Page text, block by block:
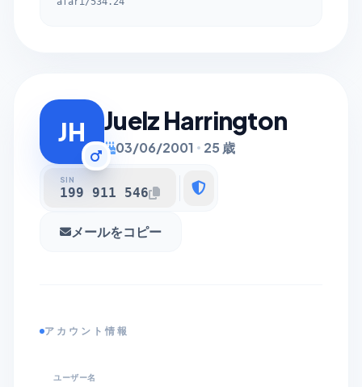
JH Juelz Harrington
03/06/2001 25 歳
SIN
199 911 546
メールをコピー
アカウント情報
ユーザー名